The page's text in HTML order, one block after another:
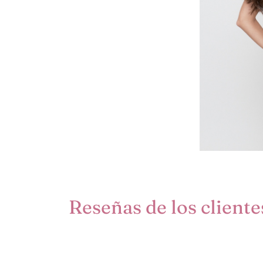
Reseñas de los